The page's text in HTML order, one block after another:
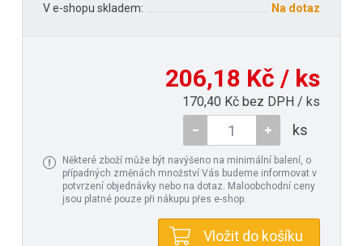
V e-shopu skladem:
Na dotaz
206,18 Kč / ks
170,40 Kč bez DPH / ks
ks
Některé zboží může být navýšeno na minimální balení, o
případných změnách množství Vás budeme informovat v
potvrzení objednávky nebo na dotaz. Maloobchodní ceny
jsou platné pouze při nákupu přes e-shop.
Vložit do košíku